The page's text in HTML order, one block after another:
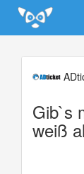
Update cookies
Gib`s
weiß